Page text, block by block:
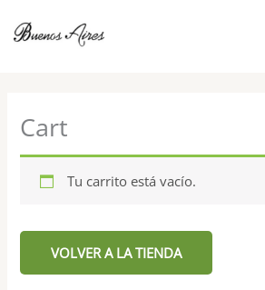
Cart
Tu carrito está vacío.
VOLVER A LA TIENDA